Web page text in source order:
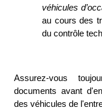
véhicules
au cours des
du contrôle
Assurez-vous
documents avant
des véhicules de